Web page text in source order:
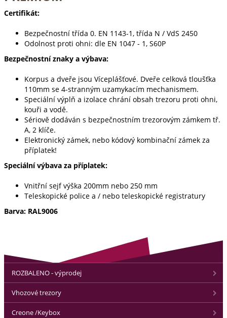
Certifikát:
Bezpečnostní třída 0. EN 1143-1, třída N / VdS 2450
Odolnost proti ohni: dle EN 1047 - 1, S60P
Bezpečnostní znaky a výbava:
Korpus a dveře jsou Víceplášťové. Dveře celková tloušťka
110mm se 4-stranným uzamykacím mechanismem.
Speciální výplň a izolace chrání obsah trezoru proti ohni,
kouři a vodě.
Sériově dodáván s bezpečnostním trezorovým zámkem tř.
A, 2 klíče.
Elektronický zámek, nebo kódový kombinační zámek za
příplatek!
Speciální výbava za příplatek:
Vnitřní sejf výška 200mm nebo 250 mm
Teleskopické police a / nebo teleskopické registratury
Barva: RAL9006
ROZBALENO - výprodej
Vhozové trezory
Creone /Keybox